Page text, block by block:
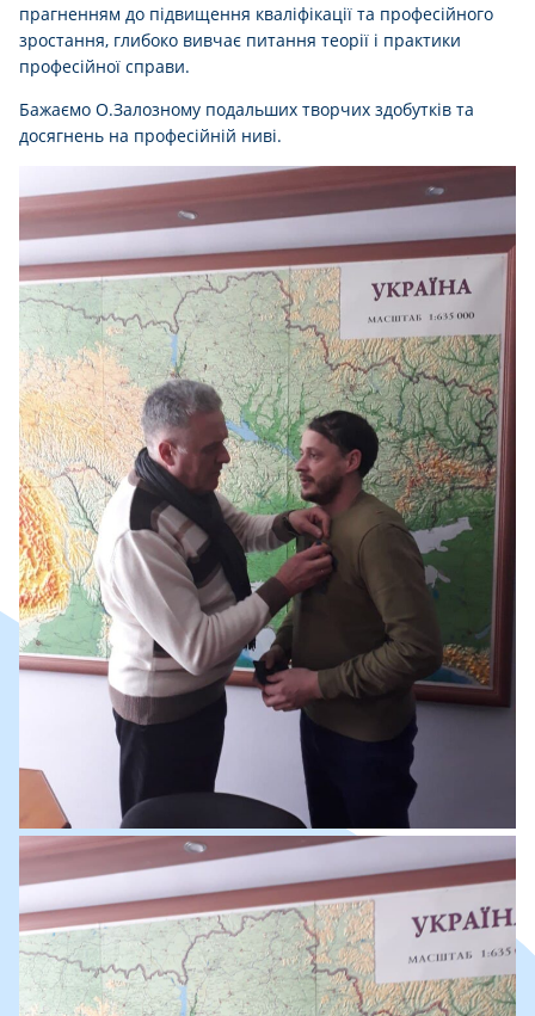
прагненням до підвищення кваліфікації та професійного
зростання, глибоко вивчає питання теорії і практики
професійної справи.
Бажаємо О.Залозному подальших творчих здобутків та
досягнень на професійній ниві.